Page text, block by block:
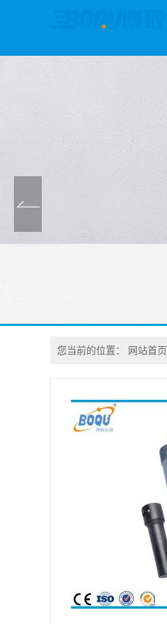
您当前的位置： 网站首页